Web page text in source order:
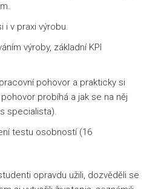
i v praxi výrobu.
výroby, základní KPI
pohovor a prakticky si
probíhá a jak se na něj
specialista).
testu osobností (16
opravdu užili, dozvěděli se